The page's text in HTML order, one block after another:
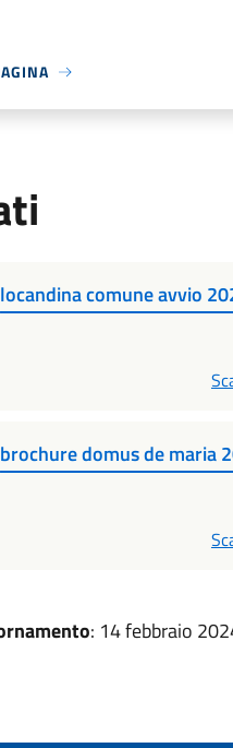
locandina comune avvio
brochure domus de maria
: 14 febbraio